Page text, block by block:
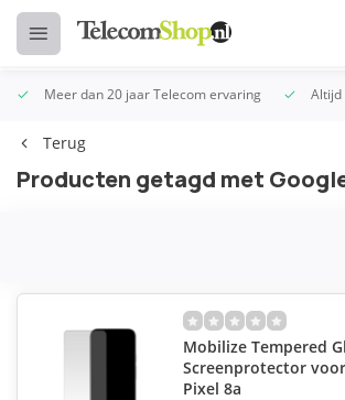
Meer dan 20 jaar Telecom ervaring Altijd
Terug
Producten getagd met
Mobilize Tempered
Screenprotector
Pixel 8a